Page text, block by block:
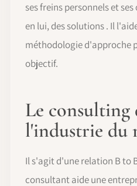
ses freins personnels et
en lui, des solutions . Il
méthodologie d'approche
objectif.
Le consulting
l'industrie du
Il s'agit d'une relation B to
consultant aide une